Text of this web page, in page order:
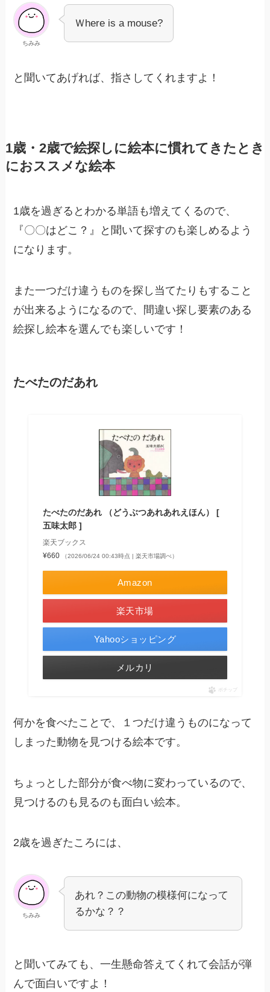
ちみみ
Ｗhere is a mouse?
と聞いてあげれば、指さしてくれますよ！
1歳・2歳で絵探しに絵本に慣れてきたとき
におススメな絵本
1歳を過ぎるとわかる単語も増えてくるので、
『〇〇はどこ？』と聞いて探すのも楽しめるよう
になります。
また一つだけ違うものを探し当てたりもすること
が出来るようになるので、間違い探し要素のある
絵探し絵本を選んでも楽しいです！
たべたのだあれ
たべたのだあれ （どうぶつあれあれえほん） [
五味太郎 ]
楽天ブックス
¥660
（2026/06/24 00:43時点 | 楽天市場調べ）
Amazon
楽天市場
Yahooショッピング
メルカリ
ポチップ
何かを食べたことで、１つだけ違うものになって
しまった動物を見つける絵本です。
ちょっとした部分が食べ物に変わっているので、
見つけるのも見るのも面白い絵本。
2歳を過ぎたころには、
ちみみ
あれ？この動物の模様何になって
るかな？？
と聞いてみても、一生懸命答えてくれて会話が弾
んで面白いですよ！